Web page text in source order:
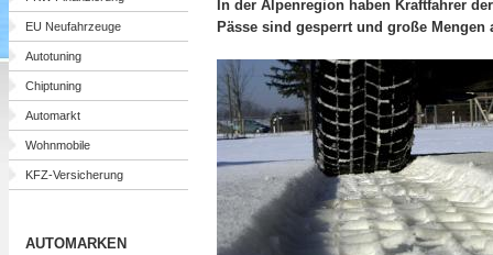
EU Neufahrzeuge
Autotuning
Chiptuning
Automarkt
Wohnmobile
KFZ-Versicherung
AUTOMARKEN
In der Alpenregion haben Kraftfahrer
Pässe sind gesperrt und große Mengen